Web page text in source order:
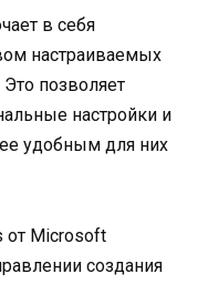
в себя
настраиваемых
позволяет
настройки и
удобным для них
от Microsoft
создания